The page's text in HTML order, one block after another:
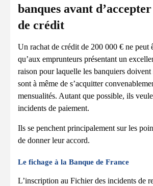
banques avant
de crédit
Un rachat de crédit de 200 000 € ne peut
qu’aux emprunteurs présentant un
raison pour laquelle les banquiers doivent
sont à même de s’acquitter
mensualités. Autant que possible, ils
incidents de paiement.
Ils se penchent principalement sur les
de donner leur accord.
Le fichage à la Banque de France
L’inscription au Fichier des incidents de